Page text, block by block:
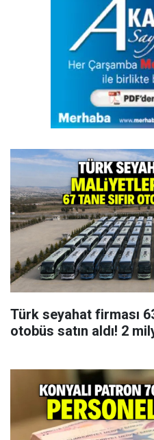
Türk seyahat firması
otobüs satın aldı! 2